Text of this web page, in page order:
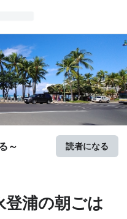
～ 読者になる
登浦の朝ごは